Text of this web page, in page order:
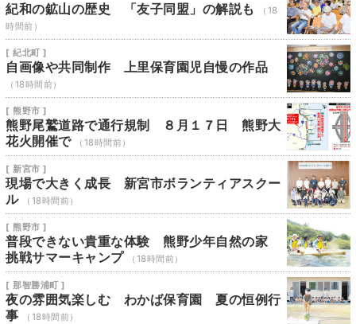
紀和の鉱山の歴史 「友子同盟」の解説も
（18
時間前）
[ 紀北町 ]
自画像や共同制作 上里保育園児自慢の作品
（18時間前）
[ 熊野市 ]
熊野尾鷲道路で通行規制 ８月１７日 熊野大
花火開催で
（18時間前）
[ 新宮市 ]
現場で大きく成長 新宮市ボランティアスクー
ル
（18時間前）
[ 熊野市 ]
普段できない貴重な体験 熊野少年自然の家
挑戦サマーキャンプ
（18時間前）
[ 那智勝浦町 ]
夜の雰囲気楽しむ わかば保育園 夏の恒例行
事
（18時間前）